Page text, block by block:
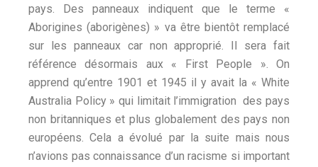
pays. Des panneaux indiquent que le terme «
Aborigines (aborigènes) » va être bientôt remplacé
sur les panneaux car non approprié. Il sera fait
référence désormais aux « First People ». On
apprend qu’entre 1901 et 1945 il y avait la « White
Australia Policy » qui limitait l’immigration des pays
non britanniques et plus globalement des pays non
européens. Cela a évolué par la suite mais nous
n’avions pas connaissance d’un racisme si important